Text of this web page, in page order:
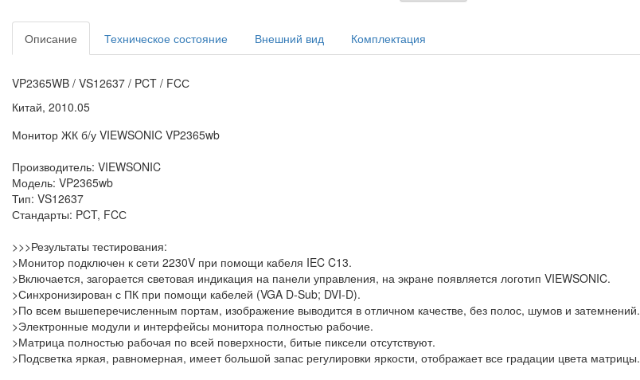
Описание Техническое состояние Внешний вид Комплектация
VP2365WB / VS12637 / PCT / FCС
Китай, 2010.05
Монитор ЖК б/у VIEWSONIC VP2365wb
Производитель: VIEWSONIC
Модель: VP2365wb
Тип: VS12637
Стандарты: PCT, FCС
>>>Результаты тестирования:
>Монитор подключен к сети 2230V при помощи кабеля IEC C13.
>Включается, загорается световая индикация на панели управления, на экране появляется логотип VIEWSONIC.
>Синхронизирован с ПК при помощи кабелей (VGA D-Sub; DVI-D).
>По всем вышеперечисленным портам, изображение выводится в отличном качестве, без полос, шумов и затемнений.
>Электронные модули и интерфейсы монитора полностью рабочие.
>Матрица полностью рабочая по всей поверхности, битые пиксели отсутствуют.
>Подсветка яркая, равномерная, имеет большой запас регулировки яркости, отображает все градации цвета матрицы.